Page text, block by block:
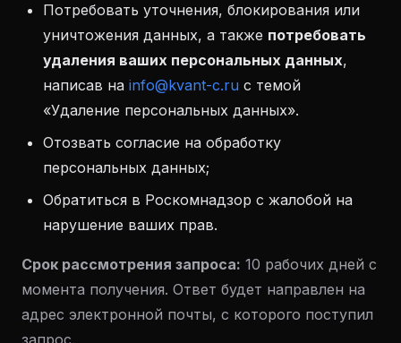
Потребовать уточнения, блокирования или
уничтожения данных, а также потребовать
удаления ваших персональных данных,
написав на info@kvant-c.ru с темой
«Удаление персональных данных».
Отозвать согласие на обработку
персональных данных;
Обратиться в Роскомнадзор с жалобой на
нарушение ваших прав.
Срок рассмотрения запроса: 10 рабочих дней с
момента получения. Ответ будет направлен на
адрес электронной почты, с которого поступил
запрос.